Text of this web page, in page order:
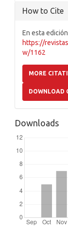
How to Cite
En esta
https://
w/1162
MORE
DOWNLOAD
Downloads